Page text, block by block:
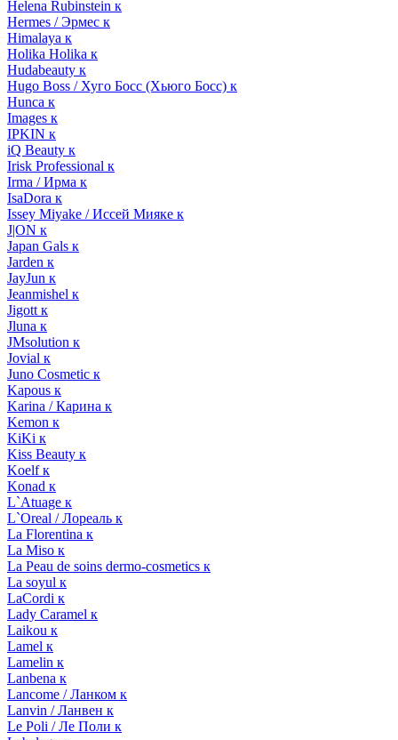
Helena Rubinstein к
Hermes / Эрмес к
Himalaya к
Holika Holika к
Hudabeauty к
Hugo Boss / Хуго Босс (Хьюго Босс) к
Hunca к
Images к
IPKIN к
iQ Beauty к
Irisk Professional к
Irma / Ирма к
IsaDora к
Issey Miyake / Иссей Мияке к
J|ON к
Japan Gals к
Jarden к
JayJun к
Jeanmishel к
Jigott к
Jluna к
JMsolution к
Jovial к
Juno Cosmetic к
Kapous к
Karina / Карина к
Kemon к
KiKi к
Kiss Beauty к
Koelf к
Konad к
L`Atuage к
L`Oreal / Лореаль к
La Florentina к
La Miso к
La Peau de soins dermo-cosmetics к
La soyul к
LaCordi к
Lady Caramel к
Laikou к
Lamel к
Lamelin к
Lanbena к
Lancome / Ланком к
Lanvin / Ланвен к
Le Poli / Ле Поли к